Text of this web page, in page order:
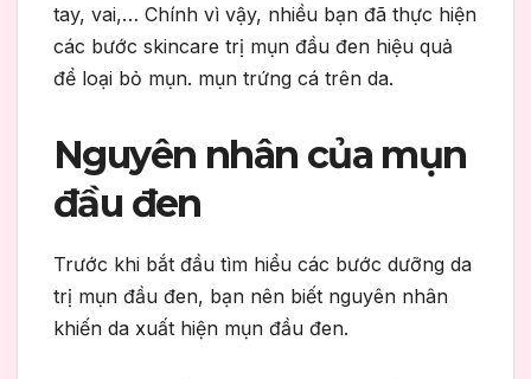
tay, vai,… Chính vì vậy, nhiều bạn đã thực hiện
các bước skincare trị mụn đầu đen hiệu quả
để loại bỏ mụn. mụn trứng cá trên da.
Nguyên nhân của mụn
đầu đen
Trước khi bắt đầu tìm hiểu các bước dưỡng da
trị mụn đầu đen, bạn nên biết nguyên nhân
khiến da xuất hiện mụn đầu đen.